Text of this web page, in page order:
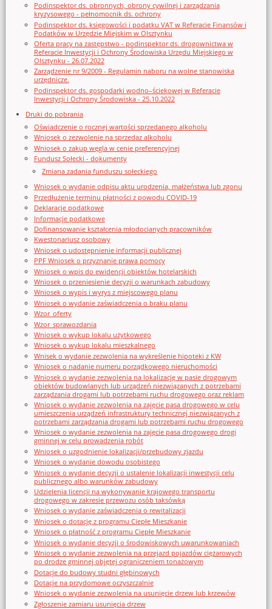
Podinspektor ds. obronnych, obrony cywilnej i zarządzania
kryzysowego - pełnomocnik ds. ochrony
Podinspektor ds. księgowości i podatku VAT w Referacie Finansów i
Podatków w Urzędzie Miejskim w Olsztynku
Oferta pracy na zastępstwo - podinspektor ds. drogownictwa w
Referacie Inwestycji i Ochrony Środowiska Urzędu Miejskiego w
Olsztynku - 26.07.2022
Zarządzenie nr 9/2009 - Regulamin naboru na wolne stanowiska
urzędnicze.
Podinspektor ds. gospodarki wodno–ściekowej w Referacie
Inwestycji i Ochrony Środowiska - 25.10.2022
Druki do pobrania
Oświadczenie o rocznej wartości sprzedanego alkoholu
Wniosek o zezwolenie na sprzedaz alkoholu
Wniosek o zakup węgla w cenie preferencyjnej
Fundusz Sołecki - dokumenty
Zmiana zadania funduszu sołeckiego
Wniosek o wydanie odpisu aktu urodzenia, małżeństwa lub zgonu
Przedłużenie terminu płatności z powodu COVID-19
Deklaracje podatkowe
Informacje podatkowe
Dofinansowanie kształcenia młodocianych pracowników
Kwestonariusz osobowy
Wniosek o udostępnienie informacji publicznej
PPF Wniosek o przyznanie prawa pomocy
Wniosek o wpis do ewidencji obiektów hotelarskich
Wniosek o przeniesienie decyzji o warunkach zabudowy
Wniosek o wypis i wyrys z miejscowego planu
Wniosek o wydanie zaświadczenia o braku planu
Wzor_oferty
Wzor_sprawozdania
Wniosek o wykup lokalu użytkowego
Wniosek o wykup lokalu mieszkalnego
Wnisek o wydanie zezwolenia na wykreślenie hipoteki z KW
Wniosek o nadanie numeru porządkowego nieruchomości
Wniosek o wydanie zezwolenia na lokalizację w pasie drogowym
obiektów budowlanych lub urządzeń niezwiązanych z potrzebami
zarządzania drogami lub potrzebami ruchu drogowego oraz reklam
Wniosek o wydanie zezwolenia na zajęcie pasa drogowego w celu
umieszczenia urządzeń infrastruktury technicznej niezwiązanych z
potrzebami zarządzania drogami lub potrzebami ruchu drogowego
Wniosek o wydanie zezwolenia na zajęcie pasa drogowego drogi
gminnej w celu prowadzenia robót
Wniosek o uzgodnienie lokalizacji/przebudowy zjazdu
Wniosek o wydanie dowodu osobistego
Wniosek o wydanie decyzji o ustalenie lokalizacji inwestycji celu
publicznego albo warunków zabudowy
Udzielenia licencji na wykonywanie krajowego transportu
drogowego w zakresie przewozu osób taksówką
Wniosek o wydanie zaświadczenia o rewitalizacji
Wniosek o dotację z programu Ciepłe Mieszkanie
Wniosek o płatność z programu Ciepłe Mieszkanie
Wniosek o wydanie decyzji o środowiskowych uwarunkowaniach
Wniosek o wydanie zezwolenia na przejazd pojazdów ciężarowych
po drodze gminnej objętej ograniczeniem tonażowym
Dotacje do budowy studni głębinowych
Dotacje na przydomowe oczyszczalnie
Wniosek o wydanie zezwolenia na usunięcie drzew lub krzewów
Zgłoszenie zamiaru usunięcia drzew